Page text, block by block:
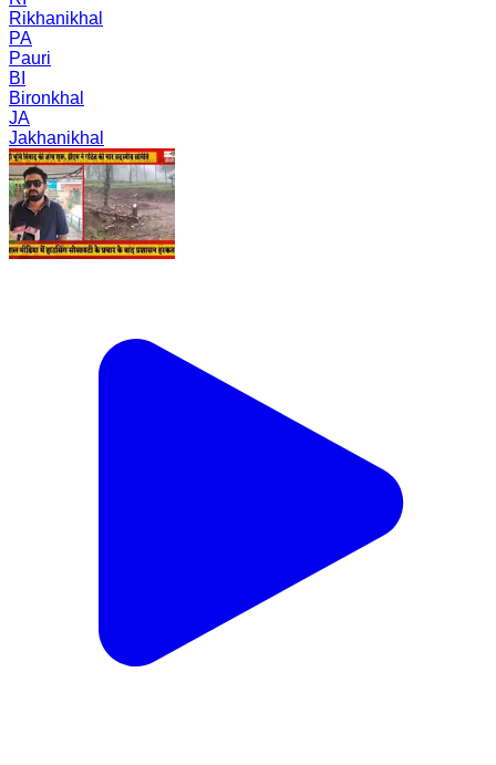
Rikhanikhal
PA
Pauri
BI
Bironkhal
JA
Jakhanikhal